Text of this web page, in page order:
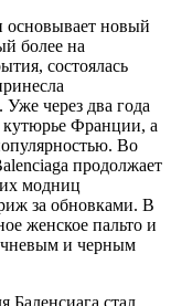
основывает новый
более на
состоялась
через два года
Франции, а
Во
продолжает
модниц
за обновками. В
женское пальто и
и черным